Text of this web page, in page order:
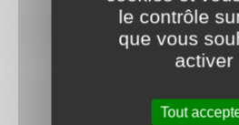
le contrôle
que vous
activer
Tout